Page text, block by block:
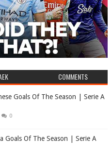
COMMENTS
Goals Of The Season | Serie A
0
Goals Of The Season | Serie A